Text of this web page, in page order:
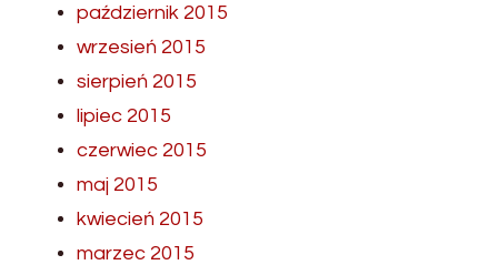
październik 2015
wrzesień 2015
sierpień 2015
lipiec 2015
czerwiec 2015
maj 2015
kwiecień 2015
marzec 2015